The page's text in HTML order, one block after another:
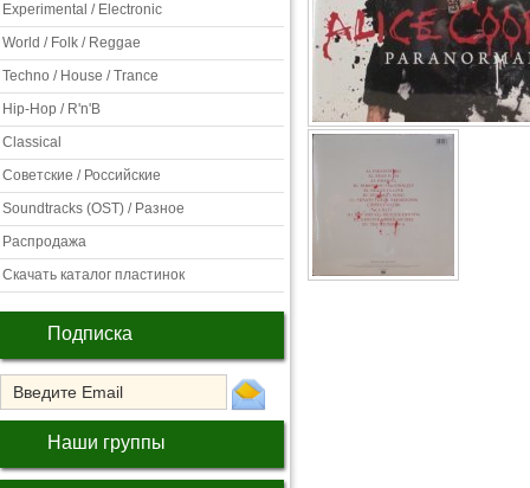
Experimental / Electronic
World / Folk / Reggae
Techno / House / Trance
Hip-Hop / R'n'B
Classical
Советские / Российские
Soundtracks (OST) / Разное
Распродажа
Скачать каталог пластинок
Подписка
Наши группы